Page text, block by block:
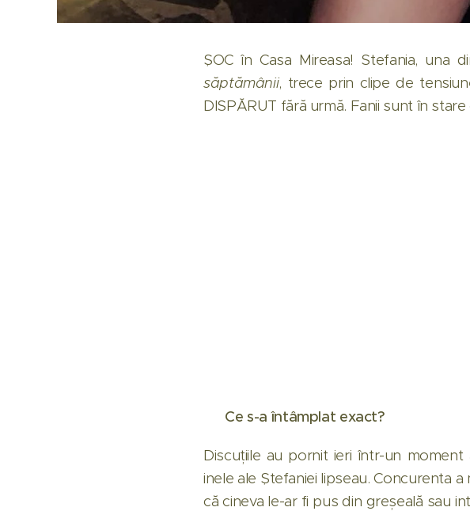
ȘOC în Casa Mireasa! Stefania, una
săptămânii, trece prin clipe de
DISPĂRUT fără urmă. Fanii sunt în
💣 Ce s-a întâmplat exact?
Discuțiile au pornit ieri într-un
inele ale Ștefaniei lipseau. Concurenta
că cineva le-ar fi pus din greșeală sau